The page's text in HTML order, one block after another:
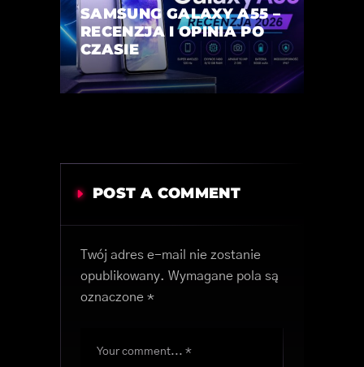
SAMSUNG GALAXY A55 –
RECENZJA I OPINIA PO
CZASIE
POST A COMMENT
Twój adres e-mail nie zostanie
opublikowany. Wymagane pola są
oznaczone *